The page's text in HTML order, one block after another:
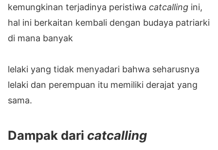
kemungkinan terjadinya peristiwa catcalling ini,
hal ini berkaitan kembali dengan budaya patriarki
di mana banyak
lelaki yang tidak menyadari bahwa seharusnya
lelaki dan perempuan itu memiliki derajat yang
sama.
Dampak dari catcalling